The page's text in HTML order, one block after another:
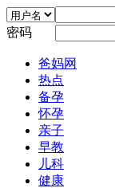
密码
爸妈网
热点
备孕
怀孕
亲子
早教
儿科
健康